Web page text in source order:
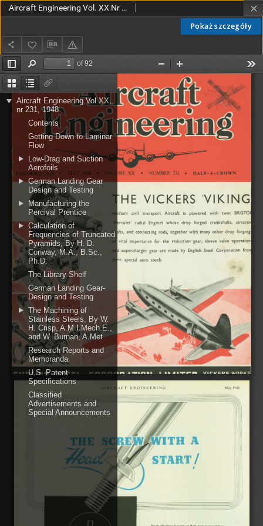
Pokaż szczegóły
Aircraft Engineering Vol. XX Nr 231 (1948)